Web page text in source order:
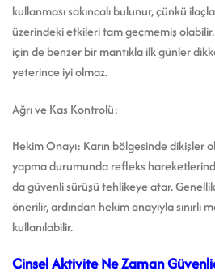
kullanması sakıncalı bulunur, çünkü
üzerindeki etkileri tam geçmemiş olabilir.
için de benzer bir mantıkla ilk günler
yeterince iyi olmaz.
Ağrı ve Kas Kontrolü:
Hekim Onayı: Karın bölgesinde dikişler
yapma durumunda refleks
da güvenli sürüşü tehlikeye atar.
önerilir, ardından hekim onayıyla sınırlı
kullanılabilir.
Cinsel Aktivite Ne Zaman